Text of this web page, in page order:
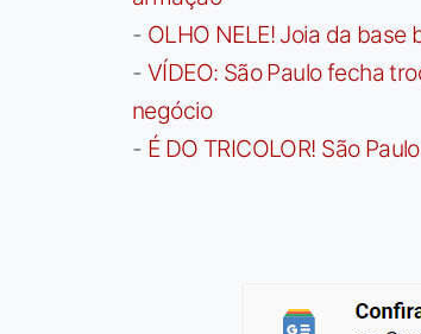
- OLHO NELE! Joia da base
- VÍDEO: São Paulo fecha
negócio
- É DO TRICOLOR! São